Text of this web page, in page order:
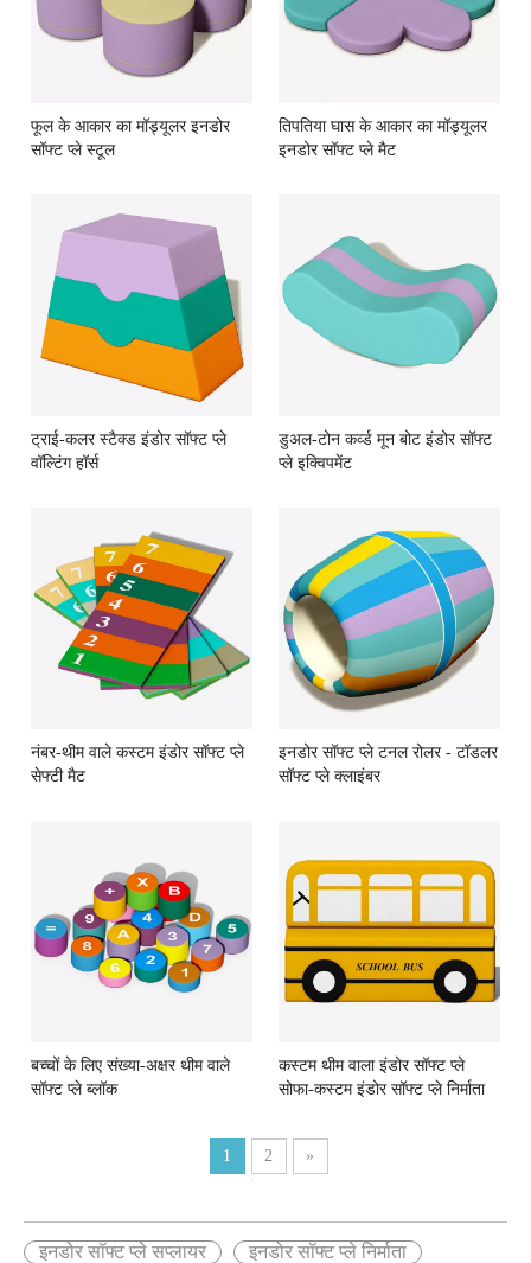
फूल के आकार का मॉड्यूलर इनडोर
सॉफ्ट प्ले स्टूल
तिपतिया घास के आकार का मॉड्यूलर
इनडोर सॉफ्ट प्ले मैट
ट्राई-कलर स्टैक्ड इंडोर सॉफ्ट प्ले
वॉल्टिंग हॉर्स
डुअल-टोन कर्व्ड मून बोट इंडोर सॉफ्ट
प्ले इक्विपमेंट
नंबर-थीम वाले कस्टम इंडोर सॉफ्ट प्ले
सेफ्टी मैट
इनडोर सॉफ्ट प्ले टनल रोलर - टॉडलर
सॉफ्ट प्ले क्लाइंबर
बच्चों के लिए संख्या-अक्षर थीम वाले
सॉफ्ट प्ले ब्लॉक
कस्टम थीम वाला इंडोर सॉफ्ट प्ले
सोफा-कस्टम इंडोर सॉफ्ट प्ले निर्माता
1 2 »
इनडोर सॉफ्ट प्ले सप्लायर
इनडोर सॉफ्ट प्ले निर्माता